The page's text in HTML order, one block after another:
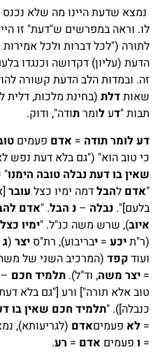
נמצא שדעת היינו מה שלא
לו. וראה במפרשים ש"דעת" זו
לתורה ("לכל דברות ולכל
הדעת (עליון) דקדושה וכנגדו
זה. ובמדות הלב הדעת קשורה
שאותדלת (בחינת מלכות,
תבות "דעלומרתודה", ודוק.
דע לומר תודה = אדם פעמים
כי טוב הוא" ("גם בלא דעת נפש
שאין בו דעת נבלה טובה הימנו
"אדם להבלדמה ימיו כצל עובר
בלעם]". נבלה – נ הבל. "אדם
איוב), שרש משה כנ"ל. "ימיו
(ר"תיכע =יבריבוע), רת"סיצר (ג
ועודקפד (המרכיב השני של
=יצר משה, וד"ל).תלמיד חכם –
טוב אלא תורה"] ורע ["גם בלא
כנבלה]). "תלמיד חכם שאין בו
=לא פעמיםאדם (לגריעותא),
= ו פעמים אדם = רע.